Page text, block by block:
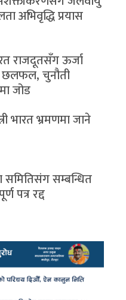
अभिवृद्धि प्रयास
राजदूतसँग ऊर्जा
छलफल, चुनौती
जोड
भारत भ्रमणमा जाने
समितिसंग सम्बन्धित
पत्र रद्द